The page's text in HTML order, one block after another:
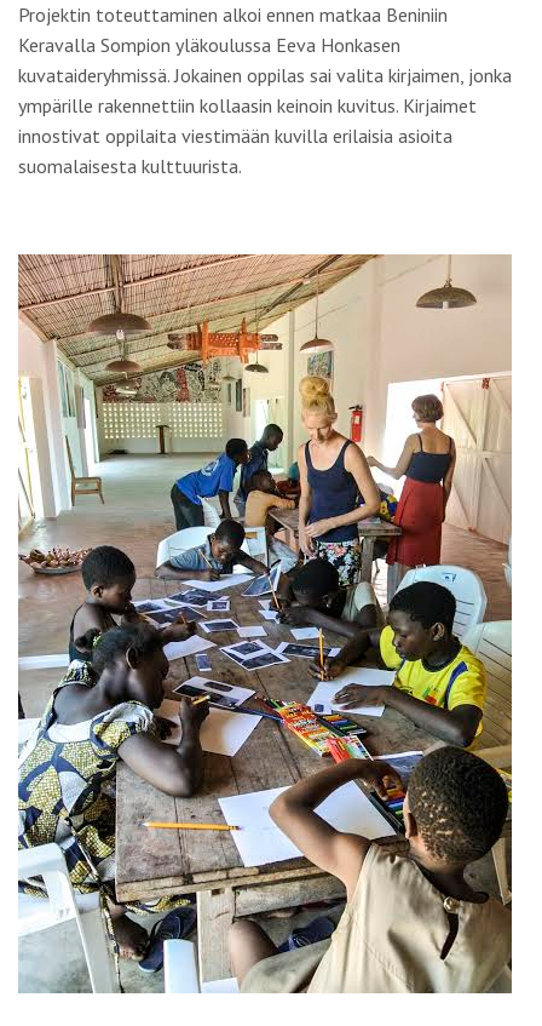
Projektin toteuttaminen alkoi ennen matkaa Beniniin
Keravalla Sompion yläkoulussa Eeva Honkasen
kuvataideryhmissä. Jokainen oppilas sai valita kirjaimen, jonka
ympärille rakennettiin kollaasin keinoin kuvitus. Kirjaimet
innostivat oppilaita viestimään kuvilla erilaisia asioita
suomalaisesta kulttuurista.